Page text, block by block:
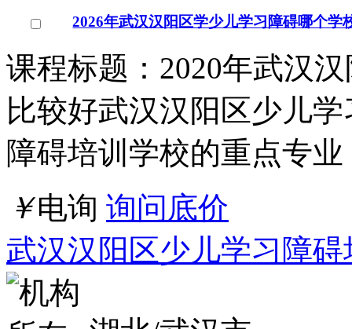
2026年武汉汉阳区学少儿学习障碍哪个学
课程标题：2020年武汉
比较好武汉汉阳区少儿
障碍培训学校的重点专业
￥电询 询问底价
武汉汉阳区少儿学习障